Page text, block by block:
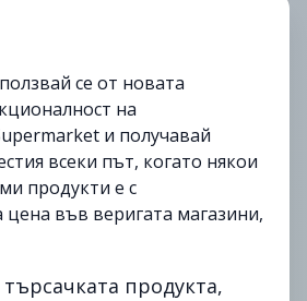
-20%
3бр.
до16/12
изтекла
се от новата
на
и получавай
всеки път, когато някои
продукти е с
във веригата магазини,
продукта,